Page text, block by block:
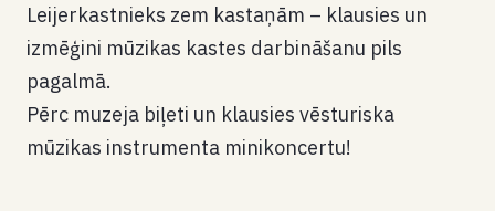
Leijerkastnieks zem kastaņām – klausies un
izmēģini mūzikas kastes darbināšanu pils
pagalmā.
Pērc muzeja biļeti un klausies vēsturiska
mūzikas instrumenta minikoncertu!